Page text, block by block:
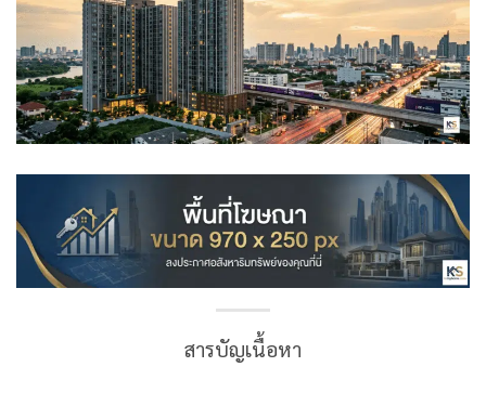
สารบัญเนื้อหา